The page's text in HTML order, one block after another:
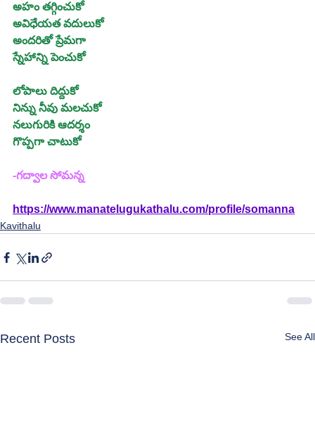
అహం తగ్గించుకో
అవిధేయత వదులుకో
అందరితో ప్రేమగా
స్నేహాన్ని పెంచుకో
లోపాలు దిద్దుకో
నిన్ను నీవు మలచుకో
నలుగురికి ఆదర్శం
గొప్పగా చాటుకో
-గద్వాల సోమన్న
https://www.manatelugukathalu.com/profile/somanna
Kavithalu
Recent Posts See All